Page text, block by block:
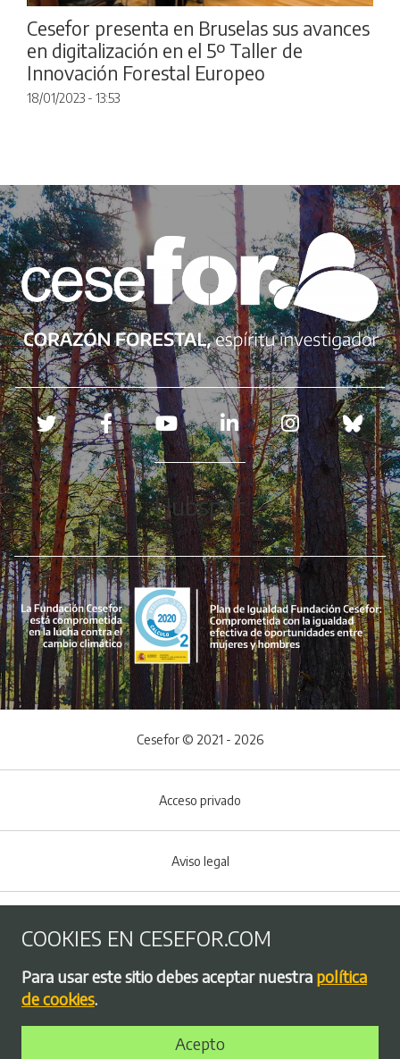
Cesefor presenta en Bruselas sus avances
en digitalización en el 5º Taller de
Innovación Forestal Europeo
18/01/2023 - 13:53
Redes sociales
Hubspot
Menú del pie
Cesefor © 2021 - 2026
Acceso privado
Aviso legal
Política de privacidad
Bolsa de empleo
COOKIES EN CESEFOR.COM
Para usar este sitio debes aceptar nuestra política
de cookies.
Acepto